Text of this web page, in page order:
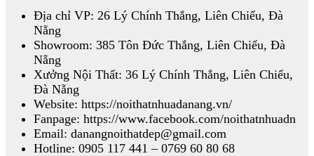
Địa chỉ VP: 26 Lý Chính Thắng, Liên Chiểu, Đà
Nẵng
Showroom: 385 Tôn Đức Thắng, Liên Chiểu, Đà
Nẵng
Xưởng Nội Thất: 36 Lý Chính Thắng, Liên Chiểu,
Đà Nẵng
Website: https://noithatnhuadanang.vn/
Fanpage: https://www.facebook.com/noithatnhuadn
Email: danangnoithatdep@gmail.com
Hotline: 0905 117 441 – 0769 60 80 68